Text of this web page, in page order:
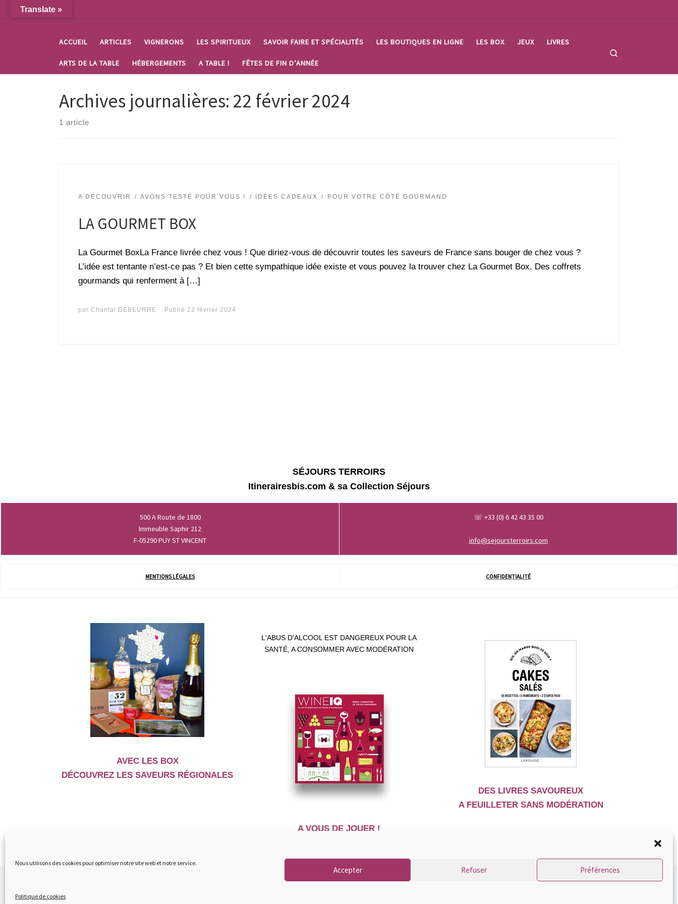
Nous utilisons des cookies pour optimiser notre site web et notre service.
Accepter Refuser Préférences
Politique de cookies
Passer au contenu
ACCUEIL ARTICLES VIGNERONS LES SPIRITUEUX SAVOIR FAIRE ET SPÉCIALITÉS LES BOUTIQUES EN LIGNE LES BOX JEUX LIVRES
ARTS DE LA TABLE HÉBERGEMENTS A TABLE ! FÊTES DE FIN D’ANNÉE
Archives journalières: 22 février 2024
1 article
A DÉCOUVRIR AVONS TESTÉ POUR VOUS ! IDÉES CADEAUX POUR VOTRE CÔTÉ GOURMAND
LA GOURMET BOX
La Gourmet BoxLa France livrée chez vous ! Que diriez-vous de découvrir toutes les saveurs de France sans bouger de chez vous ?
L’idée est tentante n’est-ce pas ? Et bien cette sympathique idée existe et vous pouvez la trouver chez La Gourmet Box. Des coffrets
gourmands qui renferment à […]
par Chantal DEBEURRE Publié 22 février 2024
SÉJOURS TERROIRS
Itinerairesbis.com & sa Collection Séjours
500 A Route de 1800
Immeuble Saphir 212
F-05290 PUY ST VINCENT
☏ +33 (0) 6 42 43 35 00
info@sejoursterroirs.com
MENTIONS LÉGALES CONFIDENTIALITÉ
AVEC LES BOX
DÉCOUVREZ LES SAVEURS RÉGIONALES
L'ABUS D'ALCOOL EST DANGEREUX POUR LA
SANTÉ, A CONSOMMER AVEC MODÉRATION
A VOUS DE JOUER !
DES LIVRES SAVOUREUX
A FEUILLETER SANS MODÉRATION
Propulsé par
Translate »